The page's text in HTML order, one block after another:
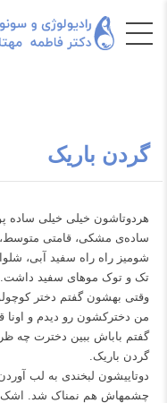
گردن باریک
هردوتاشون خیلی خیلی
ساده‌ی مشکی، قامتی متوسط،
شومیز راه راه سفید آبی،
تک و توک موهای سفید داشت.
وقتی بهشون گفتم دختر
من دخترکشون رو دیدم و
گفتم باباش ببین دخترت چه
گردن باریک.
دوتاییشون لبخندی به لب
چشمهاش هم نمناک شد. اشک